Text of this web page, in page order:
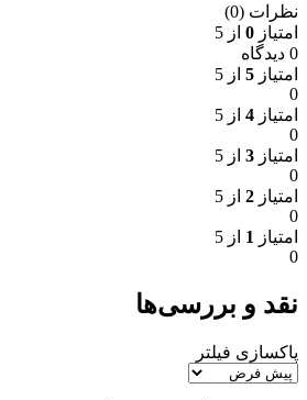
نظرات (0)
امتیاز 0 از 5
0 دیدگاه
امتیاز 5 از 5
0
امتیاز 4 از 5
0
امتیاز 3 از 5
0
امتیاز 2 از 5
0
امتیاز 1 از 5
0
نقد و بررسی‌ها
پاکسازی فیلتر